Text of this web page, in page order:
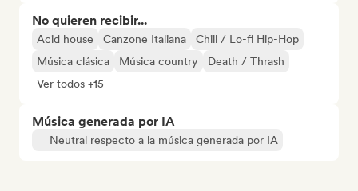
No quieren recibir...
Acid house Canzone Italiana
Chill / Lo-fi Hip-Hop
Música clásica
Música country
Death / Thrash
Ver todos +15
Música generada por IA
Neutral respecto a la música generada por IA